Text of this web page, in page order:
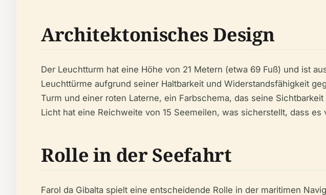
Architektonisches Design
Der Leuchtturm hat eine Höhe von 21 Metern (etwa 69 Fuß) und ist
Leuchttürme aufgrund seiner Haltbarkeit und Widerstandsfähigkeit
Turm und einer roten Laterne, ein Farbschema, das seine
Licht hat eine Reichweite von 15 Seemeilen, was sicherstellt, dass
Rolle in der Seefahrt
Farol da Gibalta spielt eine entscheidende Rolle in der maritimen